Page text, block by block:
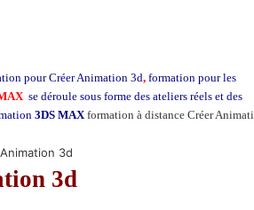
pour Créer Animation 3d, formation pour les
se déroule sous forme des ateliers réels et des
3DS MAXformation à distance Créer
3d
3d